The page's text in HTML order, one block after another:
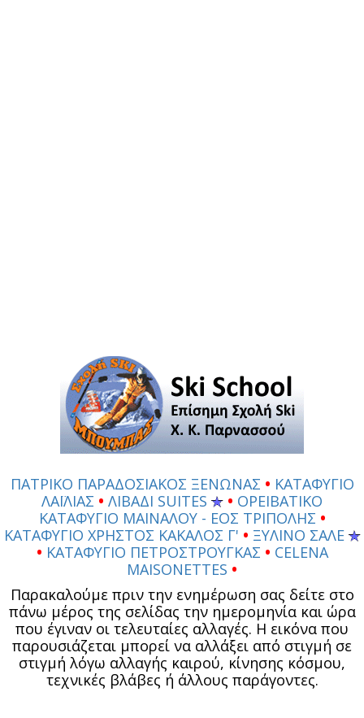
ΠΑΤΡΙΚΟ ΠΑΡΑΔΟΣΙΑΚΟΣ ΞΕΝΩΝΑΣ • ΚΑΤΑΦΥΓΙΟ
ΛΑΪΛΙΑΣ • ΛΙΒΑΔΙ SUITES • ΟΡΕΙΒΑΤΙΚΟ
ΚΑΤΑΦΥΓΙΟ ΜΑΙΝΑΛΟΥ - ΕΟΣ ΤΡΙΠΟΛΗΣ •
ΚΑΤΑΦΥΓΙΟ ΧΡΗΣΤΟΣ ΚΑΚΑΛΟΣ Γ' • ΞΥΛΙΝΟ ΣΑΛΕ
• ΚΑΤΑΦΥΓΙΟ ΠΕΤΡΟΣΤΡΟΥΓΚΑΣ • CELENA
MAISONETTES •
Παρακαλούμε πριν την ενημέρωση σας δείτε στο
πάνω μέρος της σελίδας την ημερομηνία και ώρα
που έγιναν οι τελευταίες αλλαγές. Η εικόνα που
παρουσιάζεται μπορεί να αλλάξει από στιγμή σε
στιγμή λόγω αλλαγής καιρού, κίνησης κόσμου,
τεχνικές βλάβες ή άλλους παράγοντες.